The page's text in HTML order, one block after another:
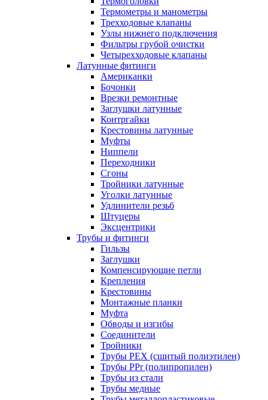
Термометры и манометры
Трехходовые клапаны
Узлы нижнего подключения
Фильтры грубой очистки
Четырехходовые клапаны
Латунные фитинги
Американки
Бочонки
Врезки ремонтные
Заглушки латунные
Контргайки
Крестовины латунные
Муфты
Ниппели
Переходники
Сгоны
Тройники латунные
Уголки латунные
Удлинители резьб
Штуцеры
Эксцентрики
Трубы и фитинги
Гильзы
Заглушки
Компенсирующие петли
Крепления
Крестовины
Монтажные планки
Муфта
Обводы и изгибы
Соединители
Тройники
Трубы PEX (сшитый полиэтилен)
Трубы PPr (полипропилен)
Трубы из стали
Трубы медные